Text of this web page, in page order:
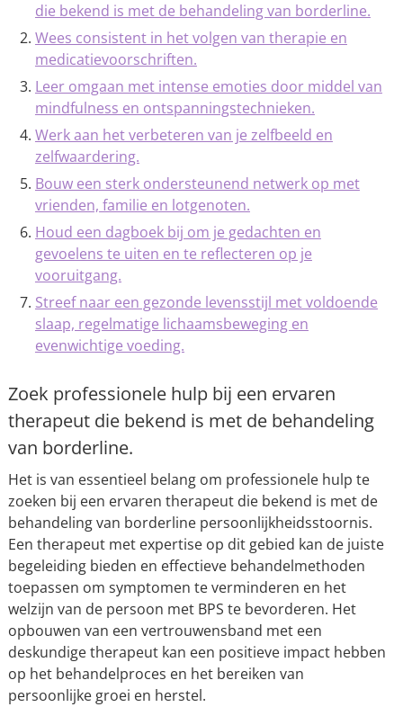
die bekend is met de behandeling van borderline.
Wees consistent in het volgen van therapie en
medicatievoorschriften.
Leer omgaan met intense emoties door middel van
mindfulness en ontspanningstechnieken.
Werk aan het verbeteren van je zelfbeeld en
zelfwaardering.
Bouw een sterk ondersteunend netwerk op met
vrienden, familie en lotgenoten.
Houd een dagboek bij om je gedachten en
gevoelens te uiten en te reflecteren op je
vooruitgang.
Streef naar een gezonde levensstijl met voldoende
slaap, regelmatige lichaamsbeweging en
evenwichtige voeding.
Zoek professionele hulp bij een ervaren
therapeut die bekend is met de behandeling
van borderline.
Het is van essentieel belang om professionele hulp te
zoeken bij een ervaren therapeut die bekend is met de
behandeling van borderline persoonlijkheidsstoornis.
Een therapeut met expertise op dit gebied kan de juiste
begeleiding bieden en effectieve behandelmethoden
toepassen om symptomen te verminderen en het
welzijn van de persoon met BPS te bevorderen. Het
opbouwen van een vertrouwensband met een
deskundige therapeut kan een positieve impact hebben
op het behandelproces en het bereiken van
persoonlijke groei en herstel.